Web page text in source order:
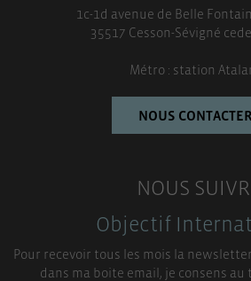
1c-1d avenue de Belle
35517 Cesson-Sévigné
Métro : station
NOUS CONTACTER
NOUS
Objectif
Pour recevoir tous les mois la
dans ma boite email, je consens